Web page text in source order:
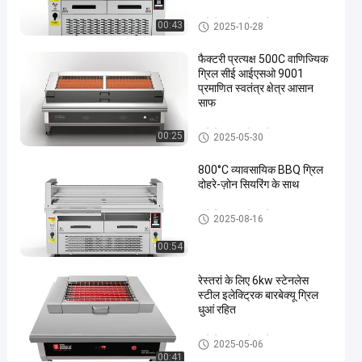
ग्रिल
बीबीक्यू
ग्रिल
#
वाणिज्यिक
बीबीक्यू
ज्यि
00:43 वाणिज्यिक बारबेक्यू ग्रिल
2025-10-28
00:25
फैक्टरी प्रत्यक्ष 500C वाणिज्यिक
ग्रिल सीई आईएसओ 9001
प्रमाणित स्वतंत्र क्षेत्र आसान
साफ
वाणिज्यिक बारबेक्यू ग्रिल
2025-05-30
00:54
800°C व्यावसायिक BBQ ग्रिल
दोहरे-ज़ोन सियरिंग के साथ
वाणिज्यिक बारबेक्यू ग्रिल
2025-08-16
00:41
रेस्तरां के लिए 6kw स्टेनलेस
स्टील इलेक्ट्रिक बारबेक्यू ग्रिल
धुआं रहित
वाणिज्यिक बारबेक्यू ग्रिल
2025-05-06